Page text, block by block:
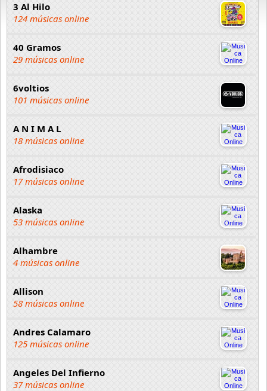
3 Al Hilo
124 músicas online
40 Gramos
29 músicas online
6voltios
101 músicas online
A N I M A L
18 músicas online
Afrodisiaco
17 músicas online
Alaska
53 músicas online
Alhambre
4 músicas online
Allison
58 músicas online
Andres Calamaro
125 músicas online
Angeles Del Infierno
37 músicas online